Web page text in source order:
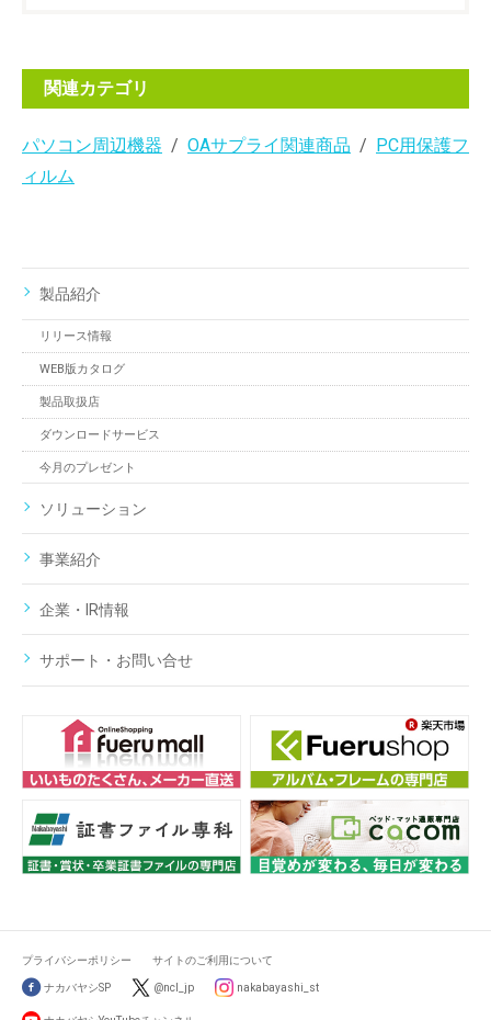
関連カテゴリ
パソコン周辺機器 OAサプライ関連商品
PC用保護フ
ィルム
製品紹介
リリース情報
WEB版カタログ
製品取扱店
ダウンロードサービス
今月のプレゼント
ソリューション
事業紹介
企業・IR情報
サポート・お問い合せ
プライバシーポリシー サイトのご利用について
ナカバヤシSP @ncl_jp nakabayashi_st